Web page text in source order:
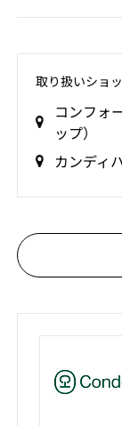
取り扱いショ
コンフォ
ップ）
カンディ